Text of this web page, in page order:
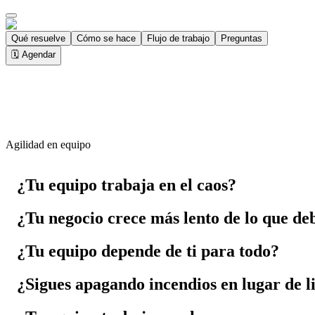
Qué resuelve Cómo se hace Flujo de trabajo
Preguntas
🗓️ Agendar
Agilidad en equipo
¿Tu equipo trabaja en el caos?
¿Tu negocio crece más lento de lo que
¿Tu equipo depende de ti para todo?
¿Sigues apagando incendios en lugar de